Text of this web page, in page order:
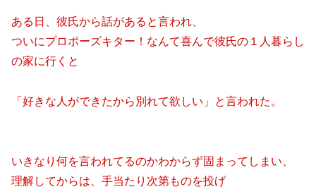
ある日、彼氏から話があると言われ、
ついにプロポーズキター！なんて喜んで彼氏の１人暮らし
の家に行くと
「好きな人ができたから別れて欲しい」と言われた。
いきなり何を言われてるのかわからず固まってしまい、
理解してからは、手当たり次第ものを投げ